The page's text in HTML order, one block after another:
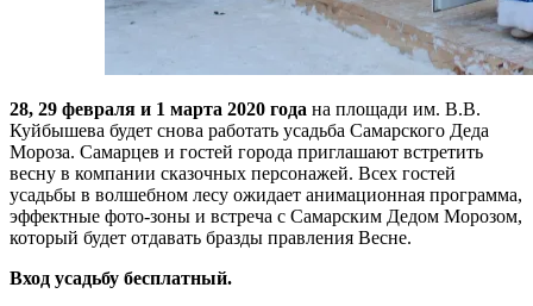
28, 29 февраля и 1 марта 2020 года на площади им. В.В.
Куйбышева будет снова работать усадьба Самарского Деда
Мороза. Самарцев и гостей города приглашают встретить
весну в компании сказочных персонажей. Всех гостей
усадьбы в волшебном лесу ожидает анимационная программа,
эффектные фото-зоны и встреча с Самарским Дедом Морозом,
который будет отдавать бразды правления Весне.
Вход усадьбу бесплатный.